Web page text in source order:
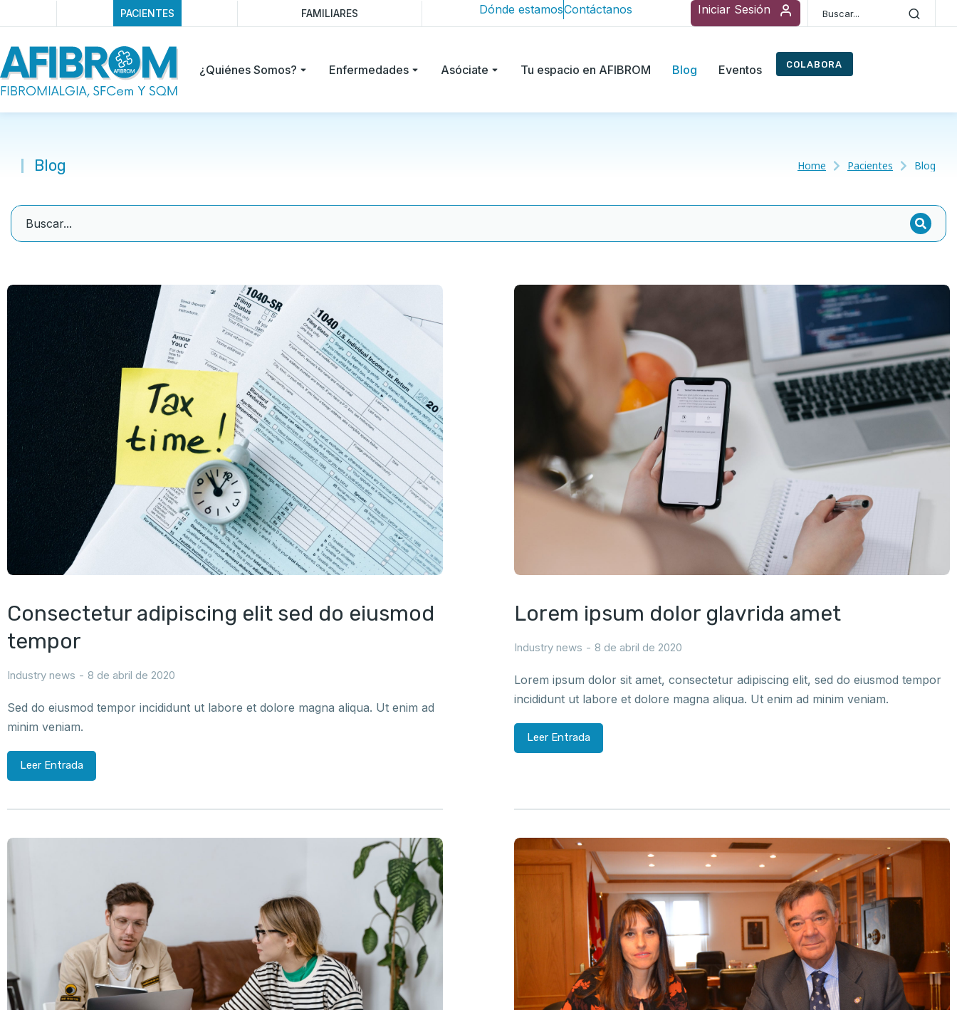
PACIENTES FAMILIARES Dónde estamosContáctanos Iniciar Sesión
¿Quiénes Somos? Enfermedades Asóciate Tu espacio en AFIBROM Blog Eventos COLABORA
Blog Home Pacientes Blog
Consectetur adipiscing elit sed do eiusmod
tempor
Industry news 8 de abril de 2020
Sed do eiusmod tempor incididunt ut labore et dolore magna aliqua. Ut enim ad
minim veniam.
Leer Entrada
Lorem ipsum dolor glavrida amet
Industry news 8 de abril de 2020
Lorem ipsum dolor sit amet, consectetur adipiscing elit, sed do eiusmod tempor
incididunt ut labore et dolore magna aliqua. Ut enim ad minim veniam.
Leer Entrada